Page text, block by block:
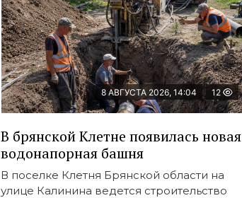
8 АВГУСТА 2026, 14:04 12
В брянской Клетне появилась новая
водонапорная башня
В поселке Клетня Брянской области на
улице Калинина ведется строительство